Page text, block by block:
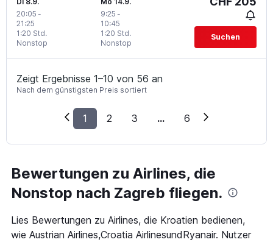
20:05 -
21:25
Nonstop
1:20 Std.
9:25 -
10:45
Nonstop
1:20 Std. Suchen
Zeigt Ergebnisse 1–10 von 56 an
Nach dem günstigsten Preis sortiert
1 2 3 ... 6
Bewertungen zu Airlines, die
Nonstop nach Zagreb fliegen.
Lies Bewertungen zu Airlines, die Kroatien bedienen,
wie Austrian Airlines,Croatia AirlinesundRyanair. Nutzer